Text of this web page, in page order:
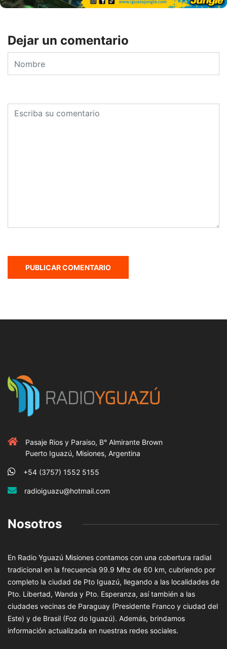
Dejar un comentario
Pasaje Rios y Paraiso, B° Almirante Brown
Puerto Iguazú, Misiones, Argentina
+54 (3757) 1552 5155
radioiguazu@hotmail.com
Nosotros
En Radio Yguazú Misiones contamos con una cobertura radial
tradicional en la frecuencia 99.9 Mhz de 60 km, cubriendo por
completo la ciudad de Pto Iguazú, llegando a las localidades de
Pto. Libertad, Wanda y Pto. Esperanza, así también a las
ciudades vecinas de Paraguay (Presidente Franco y ciudad del
Este) y de Brasil (Foz do Iguazú). Además, brindamos
información actualizada en nuestras redes sociales.